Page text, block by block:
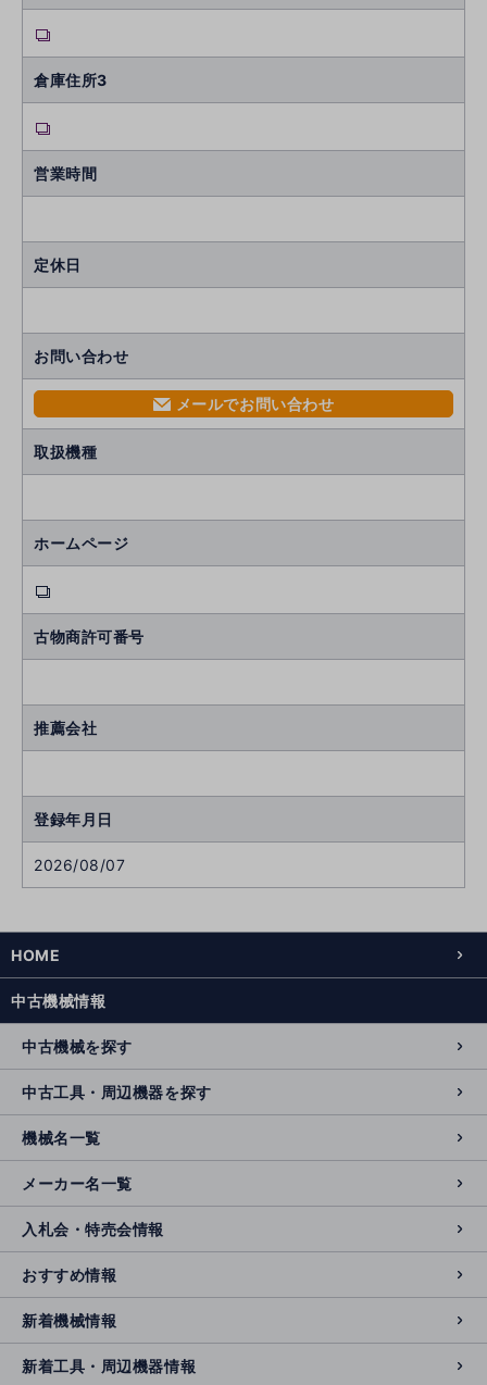
倉庫住所3
営業時間
定休日
お問い合わせ
mail メールでお問い合わせ
取扱機種
ホームページ
古物商許可番号
推薦会社
登録年月日
2026/08/07
HOME
中古機械情報
中古機械を探す
中古工具・周辺機器を探す
機械名一覧
メーカー名一覧
入札会・特売会情報
おすすめ情報
新着機械情報
新着工具・周辺機器情報